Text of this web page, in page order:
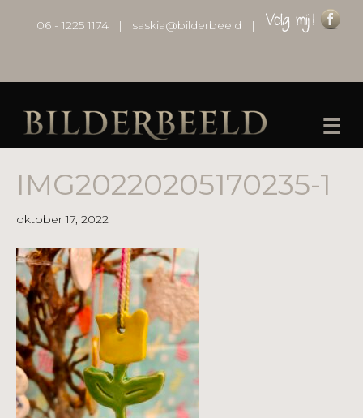
06 - 1225 1174 | saskia@bilderbeeld |
IMG20220205170235-1
oktober 17, 2022